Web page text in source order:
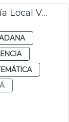
Cesión nueve vehículos Policía Local València municipios afectados dana